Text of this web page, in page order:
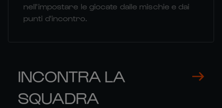
nell'impostare le giocate dalle mischie e dai
punti d'incontro.
INCONTRA LA
SQUADRA